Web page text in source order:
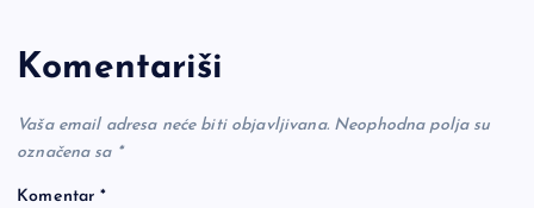
Komentariši
Vaša email adresa neće biti objavljivana. Neophodna polja su
označena sa *
Komentar*